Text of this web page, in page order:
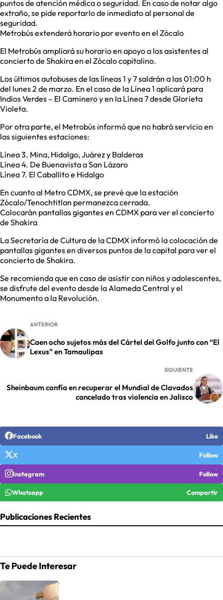
puntos de atención médica o seguridad. En caso de notar algo
extraño, se pide reportarlo de inmediato al personal de
seguridad.
Metrobús extenderá horario por evento en el Zócalo
El Metrobús ampliará su horario en apoyo a los asistentes al
concierto de Shakira en el Zócalo capitalino.
Los últimos autobuses de las líneas 1 y 7 saldrán a las 01:00 h
del lunes 2 de marzo. En el caso de la Línea 1 aplicará para
Indios Verdes – El Caminero y en la Línea 7 desde Glorieta
Violeta.
Por otra parte, el Metrobús informó que no habrá servicio en
las siguientes estaciones:
Línea 3. Mina, Hidalgo, Juárez y Balderas
Línea 4. De Buenavista a San Lázaro
Línea 7. El Caballito e Hidalgo
En cuanto al Metro CDMX, se prevé que la estación
Zócalo/Tenochtitlan permanezca cerrada.
Colocarán pantallas gigantes en CDMX para ver el concierto
de Shakira
La Secretaría de Cultura de la CDMX informó la colocación de
pantallas gigantes en diversos puntos de la capital para ver el
concierto de Shakira.
Se recomienda que en caso de asistir con niños y adolescentes,
se disfrute del evento desde la Alameda Central y el
Monumento a la Revolución.
ANTERIOR
Caen ocho sujetos más del Cártel del Golfo junto con “El
Lexus” en Tamaulipas
SIGUIENTE
Sheinbaum confía en recuperar el Mundial de Clavados
cancelado tras violencia en Jalisco
Facebook Like
X Follow
Instagram Follow
Whatsapp Compartir
Publicaciones Recientes
Te Puede Interesar